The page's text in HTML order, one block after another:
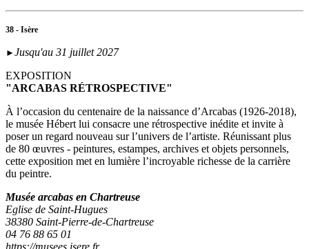
38 - Isère
► Jusqu'au 31 juillet 2027
EXPOSITION
"ARCABAS RÉTROSPECTIVE"
À l’occasion du centenaire de la naissance d’Arcabas (1926-2018),
le musée Hébert lui consacre une rétrospective inédite et invite à
poser un regard nouveau sur l’univers de l’artiste. Réunissant plus
de 80 œuvres - peintures, estampes, archives et objets personnels,
cette exposition met en lumière l’incroyable richesse de la carrière
du peintre.
Musée arcabas en Chartreuse
Eglise de Saint-Hugues
38380 Saint-Pierre-de-Chartreuse
04 76 88 65 01